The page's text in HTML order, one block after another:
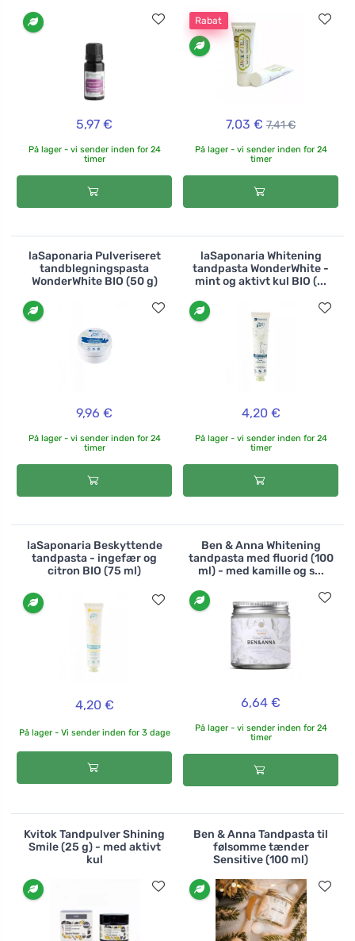
5,97 €
På lager - vi sender inden for 24
timer
Rabat
7,03 € 7,41 €
På lager - vi sender inden for 24
timer
laSaponaria Pulveriseret
tandblegningspasta
WonderWhite BIO (50 g)
9,96 €
På lager - vi sender inden for 24
timer
laSaponaria Whitening
tandpasta WonderWhite -
mint og aktivt kul BIO (...
4,20 €
På lager - vi sender inden for 24
timer
laSaponaria Beskyttende
tandpasta - ingefær og
citron BIO (75 ml)
4,20 €
På lager - Vi sender inden for 3 dage
Ben & Anna Whitening
tandpasta med fluorid (100
ml) - med kamille og s...
6,64 €
På lager - vi sender inden for 24
timer
Kvitok Tandpulver Shining
Smile (25 g) - med aktivt
kul
Ben & Anna Tandpasta til
følsomme tænder
Sensitive (100 ml)